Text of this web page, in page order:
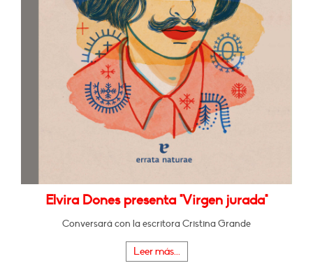
Elvira Dones presenta "Virgen jurada"
Conversará con la escritora Cristina Grande
Leer más...